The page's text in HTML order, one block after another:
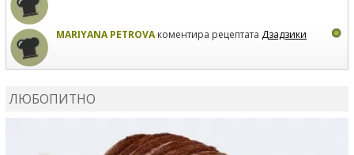
MARIYANA PETROVAкоментира рецептата Дзадзики
ЛЮБОПИТНО